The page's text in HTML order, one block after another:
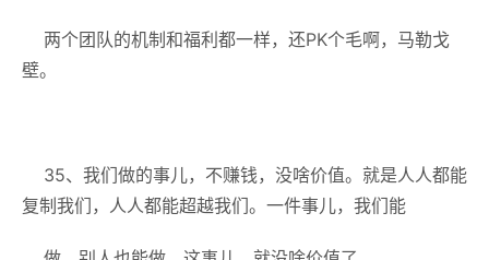
两个团队的机制和福利都一样，还PK个毛啊，马勒戈
壁。
35、我们做的事儿，不赚钱，没啥价值。就是人人都能
复制我们，人人都能超越我们。一件事儿，我们能